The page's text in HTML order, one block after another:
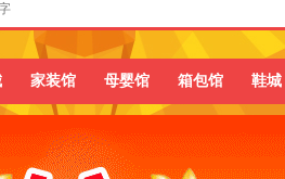
家装馆 母婴馆 箱包馆 鞋城